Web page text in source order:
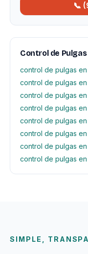
📞
Control de
control de pulgas en
control de pulgas
control de pulgas
control de pulgas
control de pulgas
control de pulgas
control de pulgas en
control de pulgas en
SIMPLE,